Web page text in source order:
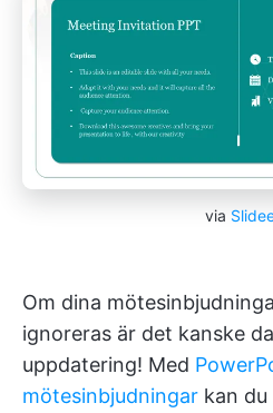
via
Om dina
ignoreras är det kanske
uppdatering! Med
mötesinbjudningar kan